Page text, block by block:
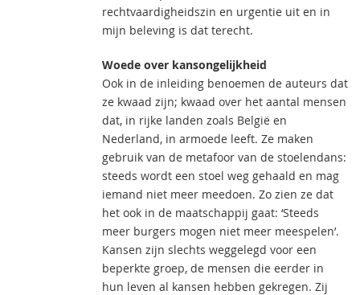
rechtvaardigheidszin en urgentie uit en in
mijn beleving is dat terecht.
Woede over kansongelijkheid
Ook in de inleiding benoemen de auteurs dat
ze kwaad zijn; kwaad over het aantal mensen
dat, in rijke landen zoals België en
Nederland, in armoede leeft. Ze maken
gebruik van de metafoor van de stoelendans:
steeds wordt een stoel weg gehaald en mag
iemand niet meer meedoen. Zo zien ze dat
het ook in de maatschappij gaat: ‘Steeds
meer burgers mogen niet meer meespelen’.
Kansen zijn slechts weggelegd voor een
beperkte groep, de mensen die eerder in
hun leven al kansen hebben gekregen. Zij